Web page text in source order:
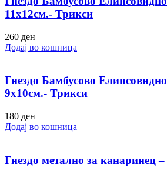
11х12см.- Трикси
260 ден
Додај во кошница
Гнездо Бамбусово
9х10см.- Трикси
180 ден
Додај во кошница
Гнездо метално за канаринец